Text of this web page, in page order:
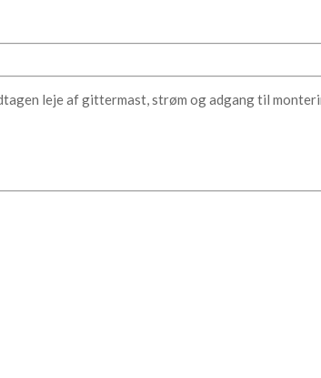
leje af gittermast, strøm og adgang til